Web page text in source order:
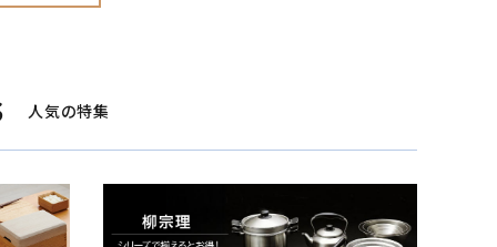
人気の特集